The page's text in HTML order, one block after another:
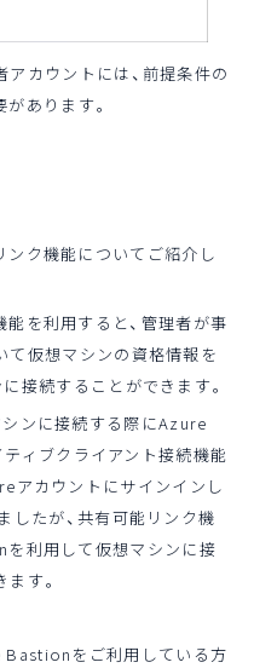
カウントには、前提条件の
あります。
ク機能についてご紹介し
を利用すると、管理者が事
て仮想マシンの資格情報を
接続することができます。
ンに接続する際にAzure
ィブクライアント接続機能
アカウントにサインインし
したが、共有可能リンク機
利用して仮想マシンに接
す。
Bastionをご利用している方